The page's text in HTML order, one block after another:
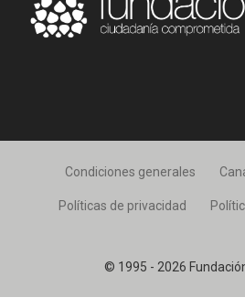
© 1995 - 2026
Condiciones generales
Políticas de privacidad